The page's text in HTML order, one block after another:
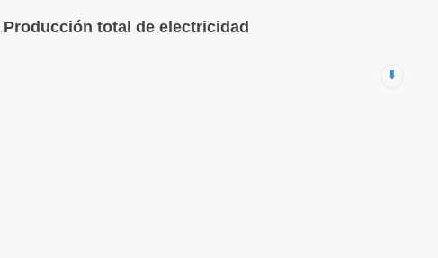
Producción total de electricidad
⬇️